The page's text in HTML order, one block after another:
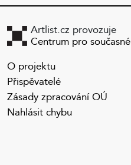
Artlist.cz provozuje
Centrum pro
O projektu
Přispěvatelé
Zásady zpracování OÚ
Nahlásit chybu